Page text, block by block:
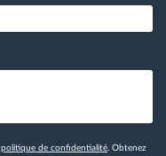
politique de confidentialité. Obtenez